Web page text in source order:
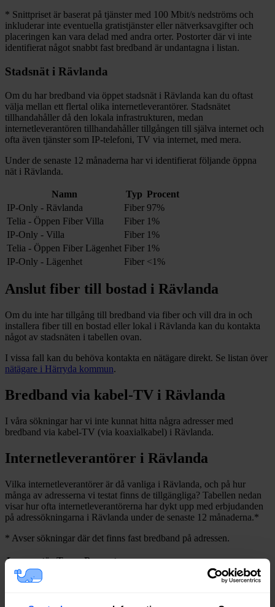
* Snittpriset är baserat på tjänster med 100 Mbit/s nedströms och
inkluderar inte eventuella gratistjänster eller nätverksavgifter och
placeringen kan vara delad med andra orter. Postorter där vi inte
identifierat något snabbt fast bredband är undantagna i listan.
Stadsnät i Rävlanda
Om du har bredband via öppet stadsnät i Rävlanda kan du oftast
välja mellan ett flertal olika internetleverantörer. Stadsnätet
tillhandahåller då den lokala infrastrukturen, medan
internetleverantören tillhandahåller tillgången till själva internet och
ofta även tjänster som IP-telefoni, TV via internet, med mera.
Under de senaste 12 månaderna har vi identifierat följande öppna
nät i Rävlanda.
Namn Typ Procent
IP-Only - Rävlanda
Fiber 97%
Telia - Öppen Fiber Villa
Fiber 1%
IP-Only - Villa
Fiber 1%
Telia - Öppen Fiber Lägenhet Fiber 1%
IP-Only - Lägenhet
Fiber <1%
Anslut fiber till bostad i Rävlanda
Om du inte har tillgång till bredband via fiber och vill dra in och
installera fiber till en bostad eller lokal i Rävlanda kan du kontakta
något av stadsnäten i tabellen ovan.
I vissa fall kan du behöva kontakta en nätägare direkt. Se listan över
nätägare i Härryda kommun.
Bredband via kabel-TV i Rävlanda
I våra sökningar har vi inte kunnat hitta några adresser med
bredband via kabel-TV (via koaxialkabel) i Rävlanda.
Internetleverantörer i Rävlanda
Vilka internetleverantörer är då vanliga i Rävlanda, och på hur
många av adresserna vi testat finns de tillgängliga? Tabellen nedan
visar hur ofta internetleverantörerna har dykt upp med erbjudanden
på adressökningarna i Rävlanda under de senaste 12 månaderna.*
* Avser sökningar där det finns fast bredband på adressen.
Leverantör Typer Procent
Bredband2